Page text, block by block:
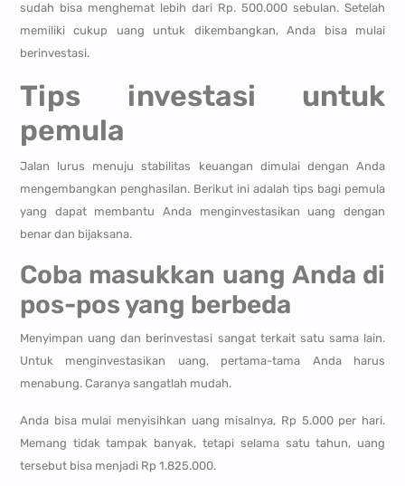
sudah bisa menghemat lebih dari Rp. 500.000 sebulan. Setelah
memiliki cukup uang untuk dikembangkan, Anda bisa mulai
berinvestasi.
Tips investasi untuk
pemula
Jalan lurus menuju stabilitas keuangan dimulai dengan Anda
mengembangkan penghasilan. Berikut ini adalah tips bagi pemula
yang dapat membantu Anda menginvestasikan uang dengan
benar dan bijaksana.
Coba masukkan uang Anda di
pos-pos yang berbeda
Menyimpan uang dan berinvestasi sangat terkait satu sama lain.
Untuk menginvestasikan uang, pertama-tama Anda harus
menabung. Caranya sangatlah mudah.
Anda bisa mulai menyisihkan uang misalnya, Rp 5.000 per hari.
Memang tidak tampak banyak, tetapi selama satu tahun, uang
tersebut bisa menjadi Rp 1.825.000.